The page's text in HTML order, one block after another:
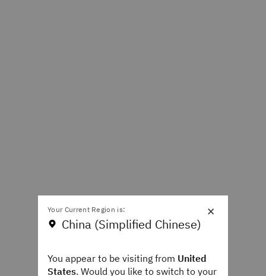
×
Your Current Region is:
China (Simplified Chinese)
You appear to be visiting from United
States. Would you like to switch to your